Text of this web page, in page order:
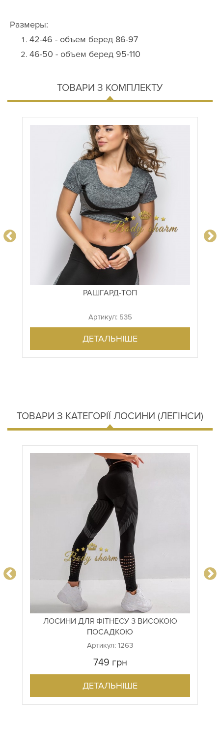
Размеры:
42-46 - объем беред 86-97
46-50 - объем беред 95-110
ТОВАРИ З КОМПЛЕКТУ
РАШГАРД-ТОП
Артикул: 535
ДЕТАЛЬНІШЕ
ТОВАРИ З КАТЕГОРІЇ ЛОСИНИ (ЛЕГІНСИ)
ЛОСИНИ ДЛЯ ФІТНЕСУ З ВИСОКОЮ
ПОСАДКОЮ
Артикул: 1263
749 грн
ДЕТАЛЬНІШЕ